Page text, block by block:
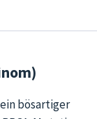
bösartiger